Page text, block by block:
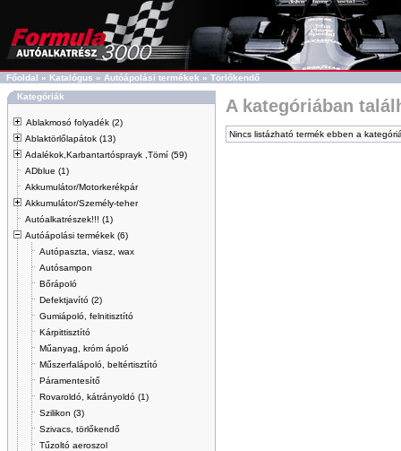
Főoldal » Katalógus » Autóápolási termékek » Törlőkendő
Kategóriák
Ablakmosó folyadék (2)
Ablaktörlőlapátok (13)
Adalékok,Karbantartósprayk ,Tömí (59)
ADblue (1)
Akkumulátor/Motorkerékpár
Akkumulátor/Személy-teher
Autóalkatrészek!!! (1)
Autóápolási termékek (6)
Autópaszta, viasz, wax
Autósampon
Bőrápoló
Defektjavító (2)
Gumiápoló, felnitisztító
Kárpittisztító
Műanyag, króm ápoló
Műszerfalápoló, beltértisztító
Páramentesítő
Rovaroldó, kátrányoldó (1)
Szilikon (3)
Szivacs, törlőkendő
Tűzoltó aeroszol
A kategóriában
Nincs listázható termék ebben a